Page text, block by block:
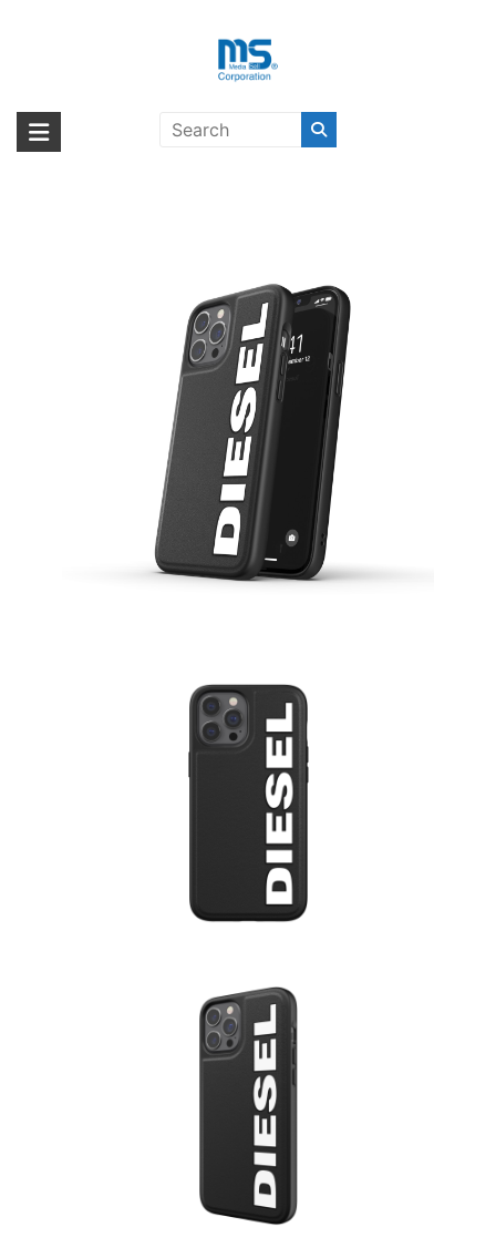
海外輸入ブランド商品｜株式会社
海外事業部が取り揃えている海外輸入商品には、日本では珍しい「海外ブ
ランド」をはじめ「ユニークな商品」「機能的な商品」「コストパフォー
Case Core 1 FW20 iPhone 12 Pro